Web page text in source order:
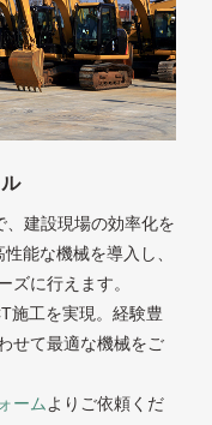
建設現場の効率化を
能な機械を導入し、
ズに行えます。
施工を実現。経験豊
せて最適な機械をご
ーム よりご依頼くだ